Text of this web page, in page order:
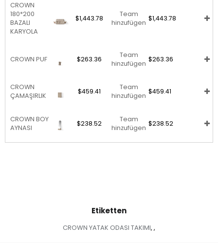
CROWN
180*200
BAZALI
KARYOLA
$1,443.78
Team
hinzufügen
$1,443.78
CROWN PUF $263.36
Team
hinzufügen
$263.36
CROWN
ÇAMAŞIRLIK
$459.41
Team
hinzufügen
$459.41
CROWN BOY
AYNASI
$238.52
Team
hinzufügen
$238.52
Etiketten
CROWN YATAK ODASI TAKIMI, ,